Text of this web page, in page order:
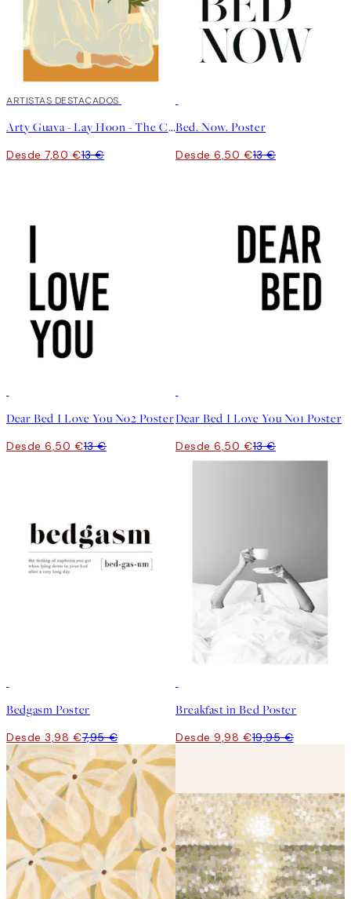
40%*
ARTISTAS DESTACADOS
Arty Guava - Lay Hoon - The Chrysanthemum Poster
Desde 7,80 €13 €
Bed. Now. Poster
Desde 6,50 €13 €
Dear Bed I Love You No2 Poster
Desde 6,50 €13 €
Dear Bed I Love You No1 Poster
Desde 6,50 €13 €
Bedgasm Poster
Desde 3,98 €7,95 €
Breakfast in Bed Poster
Desde 9,98 €19,95 €